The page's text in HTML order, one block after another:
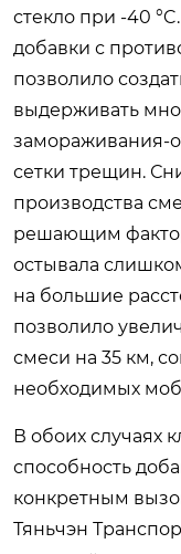
стекло при -40
добавки с
позволило
выдерживать
замораживания-
сетки трещин.
производства
решающим
остывала
на большие
позволило
смеси на 35 км,
необходимых
В обоих случаях
способность
конкретным
Тяньчэн